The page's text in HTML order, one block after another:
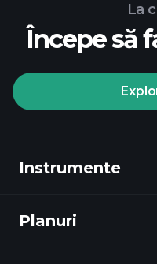
recomandat
La
Începe să
Instrumente
Descoperă
Planuri